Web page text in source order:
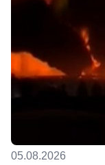
05.08.2026